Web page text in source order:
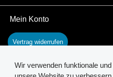
Mein Konto
Vertrag widerrufen
Wir verwenden funktionale